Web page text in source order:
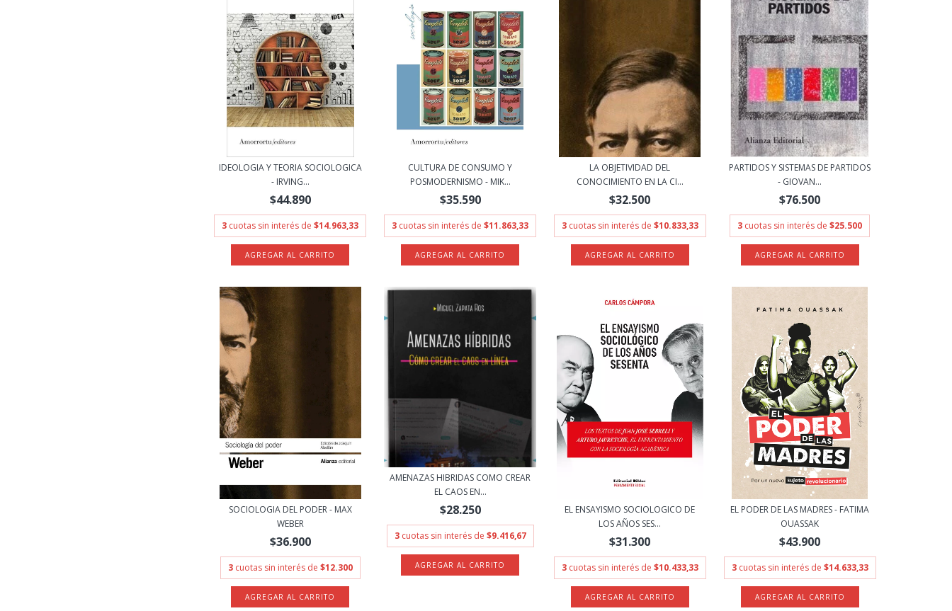
IDEOLOGIA Y TEORIA SOCIOLOGICA
- IRVING...
$44.890
3 cuotas sin interés de$14.963,33
CULTURA DE CONSUMO Y
POSMODERNISMO - MIK...
$35.590
3 cuotas sin interés de$11.863,33
LA OBJETIVIDAD DEL
CONOCIMIENTO EN LA CI...
$32.500
3 cuotas sin interés de $10.833,33
PARTIDOS Y SISTEMAS DE PARTIDOS
- GIOVAN...
$76.500
3 cuotas sin interés de$25.500
SOCIOLOGIA DEL PODER - MAX
WEBER
$36.900
3 cuotas sin interés de $12.300
AMENAZAS HIBRIDAS COMO CREAR
EL CAOS EN...
$28.250
3 cuotas sin interés de $9.416,67
EL ENSAYISMO SOCIOLOGICO DE
LOS AÑOS SES...
$31.300
3 cuotas sin interés de $10.433,33
EL PODER DE LAS MADRES - FATIMA
OUASSAK
$43.900
3 cuotas sin interés de $14.633,33